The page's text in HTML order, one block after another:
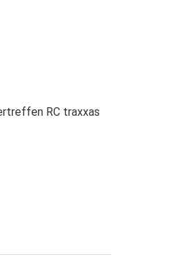
RC traxxas